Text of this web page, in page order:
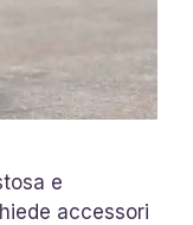
e
accessori